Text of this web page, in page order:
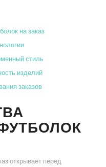
на заказ
стиль
изделий
заказов
открывает перед